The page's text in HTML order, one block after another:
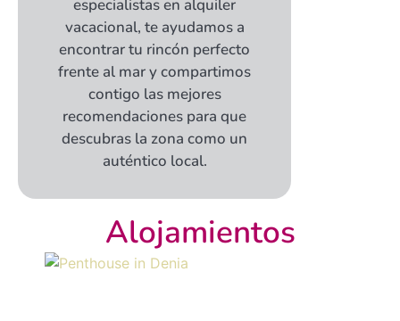
especialistas en alquiler
vacacional, te ayudamos a
encontrar tu rincón perfecto
frente al mar y compartimos
contigo las mejores
recomendaciones para que
descubras la zona como un
auténtico local.
Alojamientos